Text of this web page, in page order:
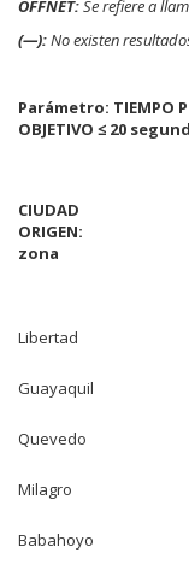
OFFNET:Se refiere a
(—):No existen
Parámetro: TIEMPO
OBJETIVO ≤ 20
CIUDAD
ORIGEN:
zona
Libertad
Guayaquil
Quevedo
Milagro
Babahoyo